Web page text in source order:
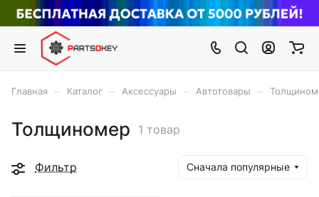
Главная Каталог Аксессуары Автотовары
Толщиномер 1 товар
Фильтр Сначала популярные